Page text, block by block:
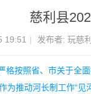
慈利县
19:51 | 发布者: 玩慈
格按照省、市关于全
为推动河长制工作“见